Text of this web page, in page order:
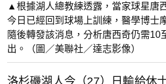
▲根據湖人總教練透露，當家球星唐
今日已經回到球場上訓練，醫學博士
隨後轉發該消息，分析唐西奇仍需10
出。（圖／美聯社／達志影像）